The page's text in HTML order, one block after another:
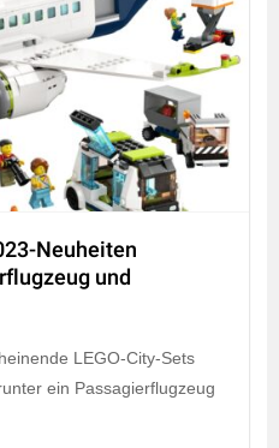
Neuheiten
und
LEGO-City-Sets
ein Passagierflugzeug